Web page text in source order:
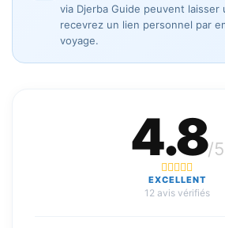
via Djerba Guide peuvent laisser
recevrez un lien personnel par
voyage.
4.8/5
EXCELLENT
12 avis vérifiés